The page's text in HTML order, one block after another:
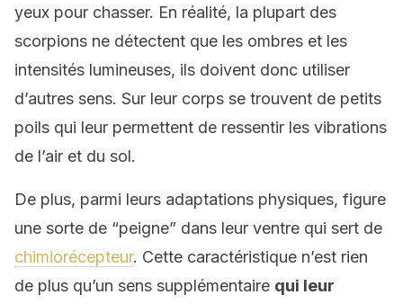
yeux pour chasser. En réalité, la plupart des
scorpions ne détectent que les ombres et les
intensités lumineuses, ils doivent donc utiliser
d’autres sens. Sur leur corps se trouvent de petits
poils qui leur permettent de ressentir les vibrations
de l’air et du sol.
De plus, parmi leurs adaptations physiques, figure
une sorte de “peigne” dans leur ventre qui sert de
chimiorécepteur. Cette caractéristique n’est rien
de plus qu’un sens supplémentaire qui leur